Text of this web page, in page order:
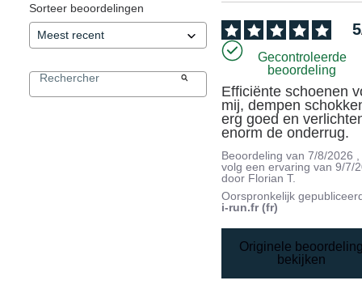
Sorteer beoordelingen
5
Gecontroleerde
beoordeling
Efficiënte schoenen
mij, dempen
erg goed en
enorm de onderrug.
Beoordeling van7/8/2026 ,
volg een ervaring van9/7/
door Florian T.
Oorspronkelijk
i-run.fr (fr)
Originele
bekijken